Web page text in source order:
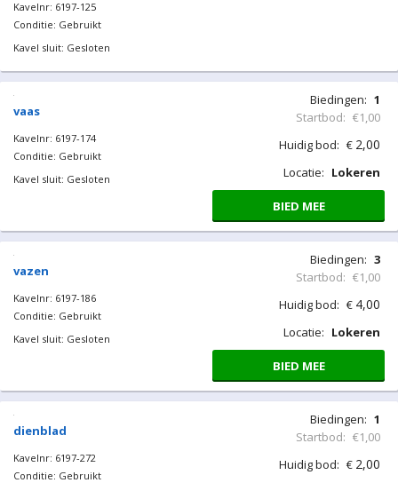
Kavelnr: 6197-125
Conditie: Gebruikt
Kavel sluit: Gesloten
vaas
Kavelnr: 6197-174
Conditie: Gebruikt
Kavel sluit: Gesloten
Biedingen: 1
Startbod: €1,00
Huidig bod: € 2,00
Locatie: Lokeren
BIED MEE
vazen
Kavelnr: 6197-186
Conditie: Gebruikt
Kavel sluit: Gesloten
Biedingen: 3
Startbod: €1,00
Huidig bod: € 4,00
Locatie: Lokeren
BIED MEE
dienblad
Kavelnr: 6197-272
Conditie: Gebruikt
Biedingen: 1
Startbod: €1,00
Huidig bod: € 2,00